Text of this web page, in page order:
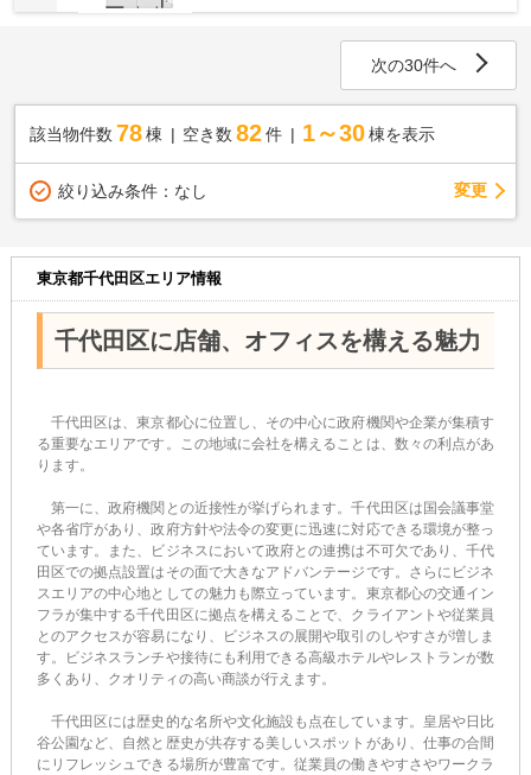
次の30件へ
該当物件数 78棟 空き数 82 件 1～30 棟を表示
絞り込み条件： なし 変更
東京都千代田区エリア情報
千代田区に店舗、オフィスを構える魅力
千代田区は、東京都心に位置し、その中心に政府機関や企業が集積す
る重要なエリアです。この地域に会社を構えることは、数々の利点があ
ります。
第一に、政府機関との近接性が挙げられます。千代田区は国会議事堂
や各省庁があり、政府方針や法令の変更に迅速に対応できる環境が整っ
ています。また、ビジネスにおいて政府との連携は不可欠であり、千代
田区での拠点設置はその面で大きなアドバンテージです。さらにビジネ
スエリアの中心地としての魅力も際立っています。東京都心の交通イン
フラが集中する千代田区に拠点を構えることで、クライアントや従業員
とのアクセスが容易になり、ビジネスの展開や取引のしやすさが増しま
す。ビジネスランチや接待にも利用できる高級ホテルやレストランが数
多くあり、クオリティの高い商談が行えます。
千代田区には歴史的な名所や文化施設も点在しています。皇居や日比
谷公園など、自然と歴史が共存する美しいスポットがあり、仕事の合間
にリフレッシュできる場所が豊富です。従業員の働きやすさやワークラ